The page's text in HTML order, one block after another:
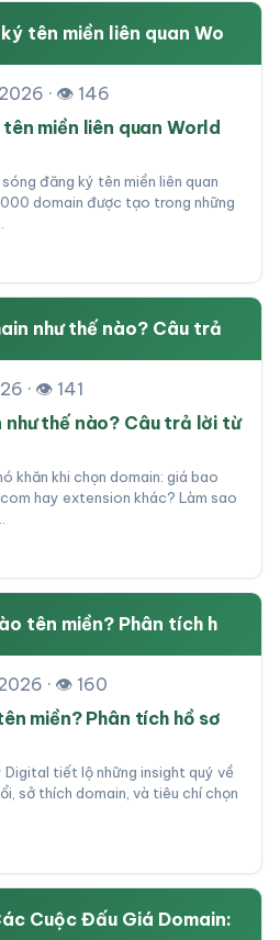
tên miền liên quan Wo
· 👁 146
miền liên quan World
đăng ký tên miền liên quan
domain được tạo trong những
như thế nào? Câu trả
· 👁 141
thế nào? Câu trả lời từ
khăn khi chọn domain: giá bao
hay extension khác? Làm sao
tên miền? Phân tích h
· 👁 160
miền? Phân tích hồ sơ
tiết lộ những insight quý về
sở thích domain, và tiêu chí chọn
Cuộc Đấu Giá Domain: